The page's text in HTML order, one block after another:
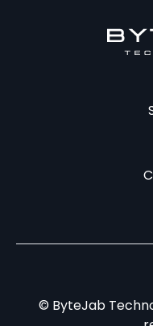
© ByteJab